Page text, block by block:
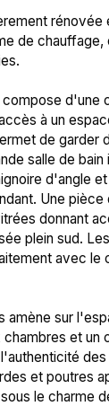
rénovée
de chauffage,
d'une
à un
de garder
salle de bain
d'angle
Une pièce
donnant
plein sud.
avec le
amène sur
et un
des
et poutres
le charme